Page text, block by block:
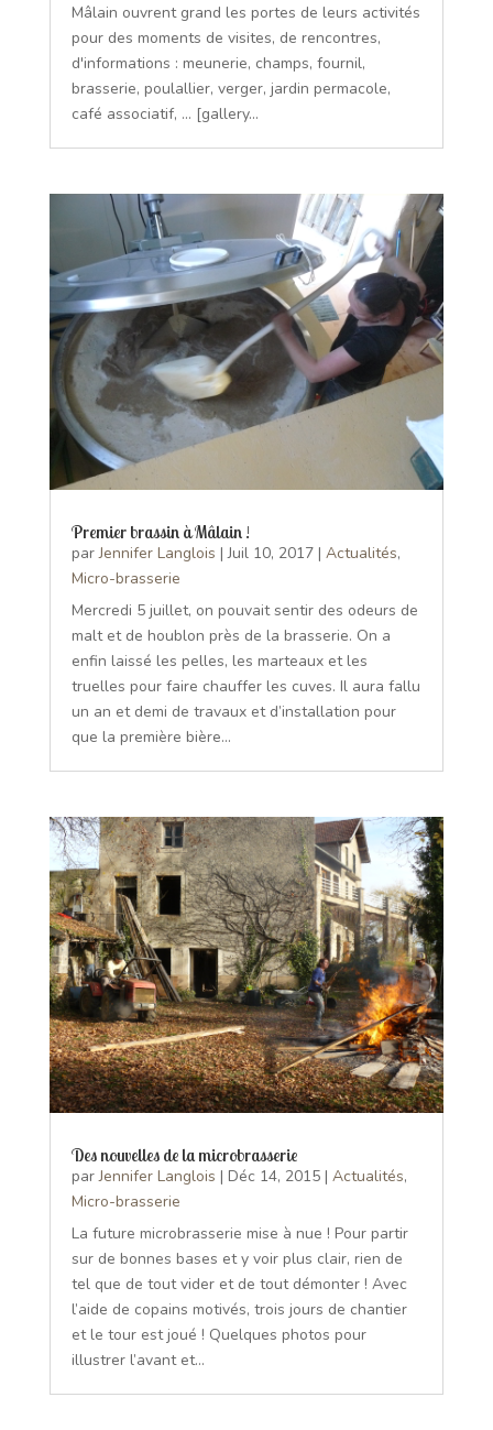
Mâlain ouvrent grand les portes de leurs activités
pour des moments de visites, de rencontres,
d'informations : meunerie, champs, fournil,
brasserie, poulallier, verger, jardin permacole,
café associatif, ... [gallery...
Premier brassin à Mâlain !
parJennifer Langlois |Juil 10, 2017| Actualités,
Micro-brasserie
Mercredi 5 juillet, on pouvait sentir des odeurs de
malt et de houblon près de la brasserie. On a
enfin laissé les pelles, les marteaux et les
truelles pour faire chauffer les cuves. Il aura fallu
un an et demi de travaux et d’installation pour
que la première bière...
Des nouvelles de la microbrasserie
parJennifer Langlois | Déc 14, 2015| Actualités,
Micro-brasserie
La future microbrasserie mise à nue ! Pour partir
sur de bonnes bases et y voir plus clair, rien de
tel que de tout vider et de tout démonter ! Avec
l’aide de copains motivés, trois jours de chantier
et le tour est joué ! Quelques photos pour
illustrer l’avant et...